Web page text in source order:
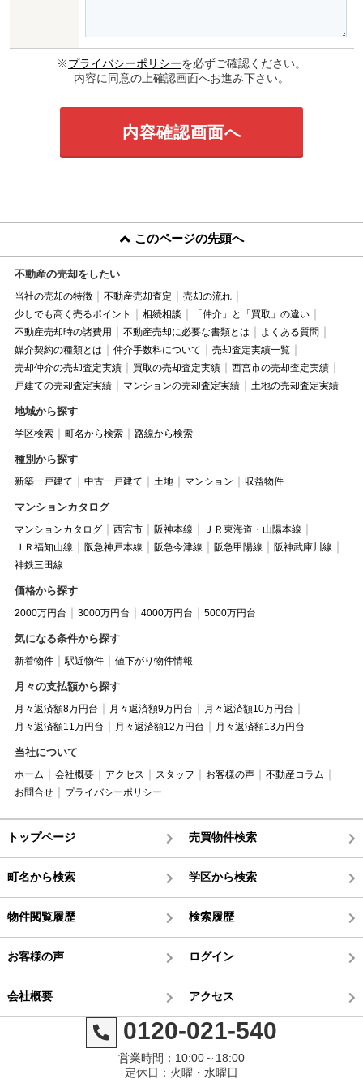
※プライバシーポリシーを必ずご確認ください。
内容に同意の上確認画面へお進み下さい。
このページの先頭へ
不動産の売却をしたい
当社の売却の特徴 不動産売却査定
売却の流れ
少しでも高く売るポイント
相続相談
「仲介」と「買取」の違い
不動産売却時の諸費用
不動産売却に必要な書類とは
よくある質問
媒介契約の種類とは
仲介手数料について
売却査定実績一覧
売却仲介の売却査定実績
買取の売却査定実績
西宮市の売却査定実績
戸建ての売却査定実績
マンションの売却査定実績 土地の売却査定実績
地域から探す
学区検索 町名から検索 路線から検索
種別から探す
新築一戸建て 中古一戸建て 土地 マンション 収益物件
マンションカタログ
マンションカタログ 西宮市 阪神本線
ＪＲ東海道・山陽本線
ＪＲ福知山線
阪急神戸本線 阪急今津線 阪急甲陽線
阪神武庫川線
神鉄三田線
価格から探す
2000万円台 3000万円台 4000万円台 5000万円台
気になる条件から探す
新着物件 駅近物件 値下がり物件情報
月々の支払額から探す
月々返済額8万円台 月々返済額9万円台
月々返済額10万円台
月々返済額11万円台
月々返済額12万円台 月々返済額13万円台
当社について
ホーム 会社概要 アクセス スタッフ お客様の声
不動産コラム
お問合せ
プライバシーポリシー
トップページ 売買物件検索
町名から検索 学区から検索
物件閲覧履歴 検索履歴
お客様の声 ログイン
会社概要 アクセス
0120-021-540
営業時間：10:00～18:00
定休日：火曜・水曜日